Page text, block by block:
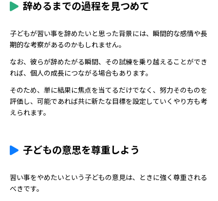
辞めるまでの過程を見つめて
子どもが習い事を辞めたいと思った背景には、瞬間的な感情や長
期的な考察があるのかもしれません。
なお、彼らが辞めたがる瞬間、その試練を乗り越えることができ
れば、個人の成長につながる場合もあります。
そのため、単に結果に焦点を当てるだけでなく、努力そのものを
評価し、可能であれば共に新たな目標を設定していくやり方も考
えられます。
子どもの意思を尊重しよう
習い事をやめたいという子どもの意見は、ときに強く尊重される
べきです。